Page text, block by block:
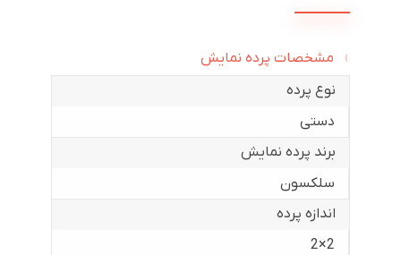
مشخصات پرده نمایش
نوع پرده
دستی
برند پرده نمایش
سلکسون
اندازه پرده
2×2